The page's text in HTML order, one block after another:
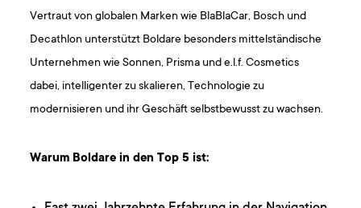
Vertraut von globalen Marken wie BlaBlaCar, Bosch und
Decathlon unterstützt Boldare besonders mittelständische
Unternehmen wie Sonnen, Prisma und e.l.f. Cosmetics
dabei, intelligenter zu skalieren, Technologie zu
modernisieren und ihr Geschäft selbstbewusst zu wachsen.
Warum Boldare in den Top 5 ist: